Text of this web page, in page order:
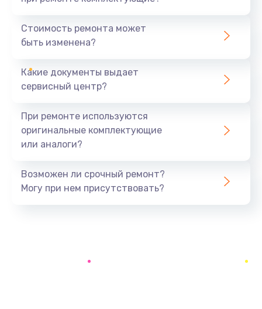
1440 руб.
Ремонт южного моста
Замена батарейки BIOS
Заказать
Стоимость ремонта может
быть изменена?
Какие документы выдает
сервисный центр?
При ремонте используются
оригинальные комплектующие
или аналоги?
Возможен ли срочный ремонт?
Могу при нем присутствовать?